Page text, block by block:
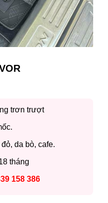
trơn trượt
da bò, cafe.
tháng
158 386